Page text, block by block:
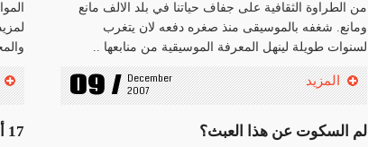
من الطراوة الثقافية على جفاف حياتنا في بلد الالف مانع
ومانع. شغفه بالموسيقى منذ صغره دفعه لان يتغرب
لسنوات طويلة لينهل المعرفة الموسيقية من منابعها ..
09 / December
2007
المزيد
17 ألف موقع وقناة لم السكوت عن هذا العبث؟